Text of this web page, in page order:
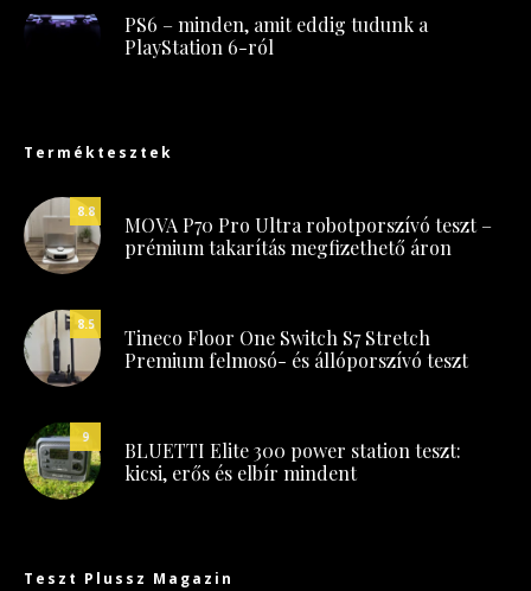
PS6 – minden, amit eddig tudunk a
PlayStation 6-ról
Terméktesztek
8.8
MOVA P70 Pro Ultra robotporszívó teszt –
prémium takarítás megfizethető áron
8.5
Tineco Floor One Switch S7 Stretch
Premium felmosó- és állóporszívó teszt
9
BLUETTI Elite 300 power station teszt:
kicsi, erős és elbír mindent
Teszt Plussz Magazin